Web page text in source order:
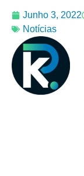
Junho 3, 2022
Notícias